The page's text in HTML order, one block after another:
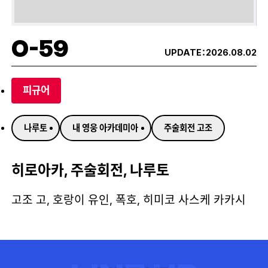
O-59 UPDATE：2026.08.02
피규어
나루토 내 영웅 아카데미아 주술회전 고조
히로아카, 주술회전, 나루토
고조 고, 호랑이 유인, 폭호, 히미코 사스케 카카시